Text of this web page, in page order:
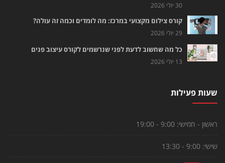
30 יולי 2026
קורס צילום מקצועי במרכז: מה לומדים וכמה זה עולה?
29 יולי 2026
כל מה שחשוב לדעת לפני שנרשמים לקורס עיצוב פנים
13 יולי 2026
שעות פעילות
ראשון - חמישי: 9:00 - 19:00
שישי: 9:00 - 13:30